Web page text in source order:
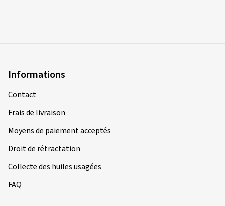
Informations
Contact
Frais de livraison
Moyens de paiement acceptés
Droit de rétractation
Collecte des huiles usagées
FAQ